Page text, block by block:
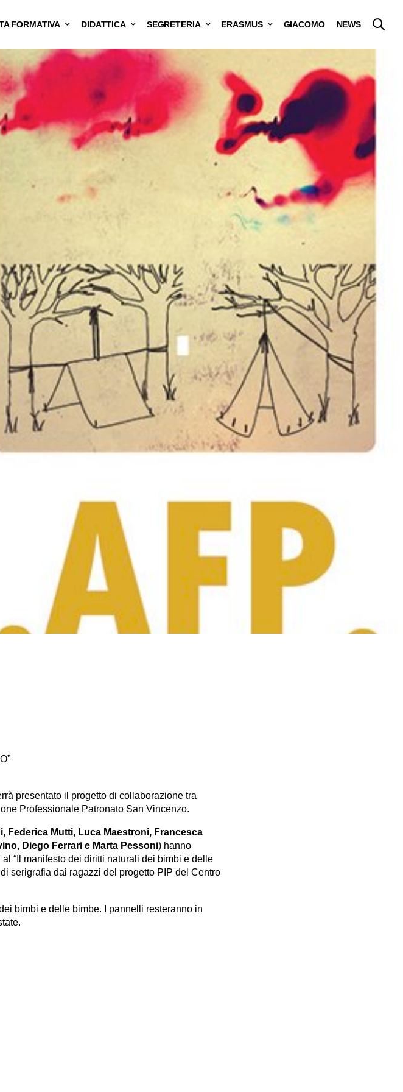
FORMATIVA DIDATTICA SEGRETERIA ERASMUS GIACOMO NEWS
presentato il progetto di collaborazione tra
Professionale Patronato San Vincenzo.
Federica Mutti, Luca Maestroni, Francesca
Diego Ferrari e Marta Pessoni) hanno
“Il manifesto dei diritti naturali dei bimbi e delle
serigrafia dai ragazzi del progetto PIP del Centro
bimbi e delle bimbe. I pannelli resteranno in